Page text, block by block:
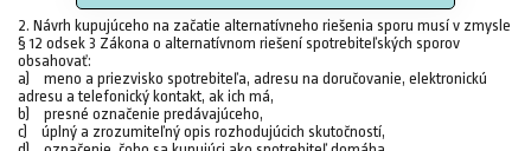
2. Návrh kupujúceho na začatie alternatívneho riešenia sporu musí v zmysle
§ 12 odsek 3 Zákona o alternatívnom riešení spotrebiteľských sporov
obsahovať:
a) meno a priezvisko spotrebiteľa, adresu na doručovanie, elektronickú
adresu a telefonický kontakt, ak ich má,
b) presné označenie predávajúceho,
c) úplný a zrozumiteľný opis rozhodujúcich skutočností,